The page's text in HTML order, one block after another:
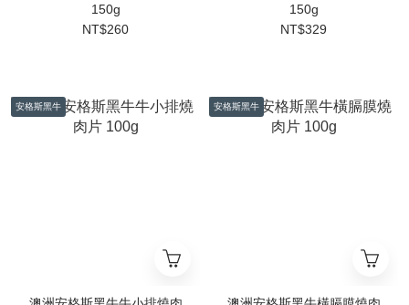
150g
NT$260
150g
NT$329
安格斯黑牛 安格斯黑牛